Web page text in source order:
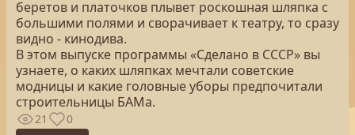
беретов и платочков плывет роскошная шляпка с
большими полями и сворачивает к театру, то сразу
видно - кинодива.
В этом выпуске программы «Сделано в СССР» вы
узнаете, о каких шляпках мечтали советские
модницы и какие головные уборы предпочитали
строительницы БАМа.
21 0